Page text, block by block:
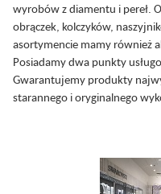
wyrobów z diamentu i pereł.
obrączek, kolczyków,
asortymencie mamy również
Posiadamy dwa punkty
Gwarantujemy produkty
starannego i oryginalnego